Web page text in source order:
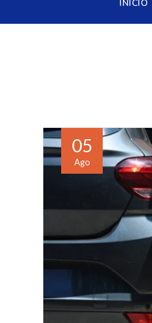
INICIO
05
Ago